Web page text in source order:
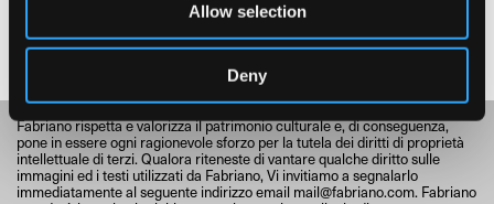
Allow selection
Deny
Fabriano rispetta e valorizza il patrimonio culturale e, di conseguenza,
pone in essere ogni ragionevole sforzo per la tutela dei diritti di proprietà
intellettuale di terzi. Qualora riteneste di vantare qualche diritto sulle
immagini ed i testi utilizzati da Fabriano, Vi invitiamo a segnalarlo
immediatamente al seguente indirizzo email mail@fabriano.com. Fabriano